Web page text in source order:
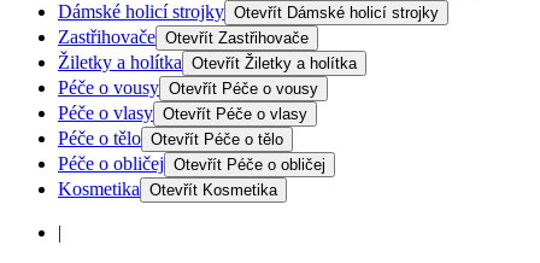
Dámské holicí strojky Otevřít Dámské holicí strojky
Zastřihovače Otevřít Zastřihovače
Žiletky a holítka Otevřít Žiletky a holítka
Péče o vousy Otevřít Péče o vousy
Péče o vlasy Otevřít Péče o vlasy
Péče o tělo Otevřít Péče o tělo
Péče o obličej Otevřít Péče o obličej
Kosmetika Otevřít Kosmetika
|